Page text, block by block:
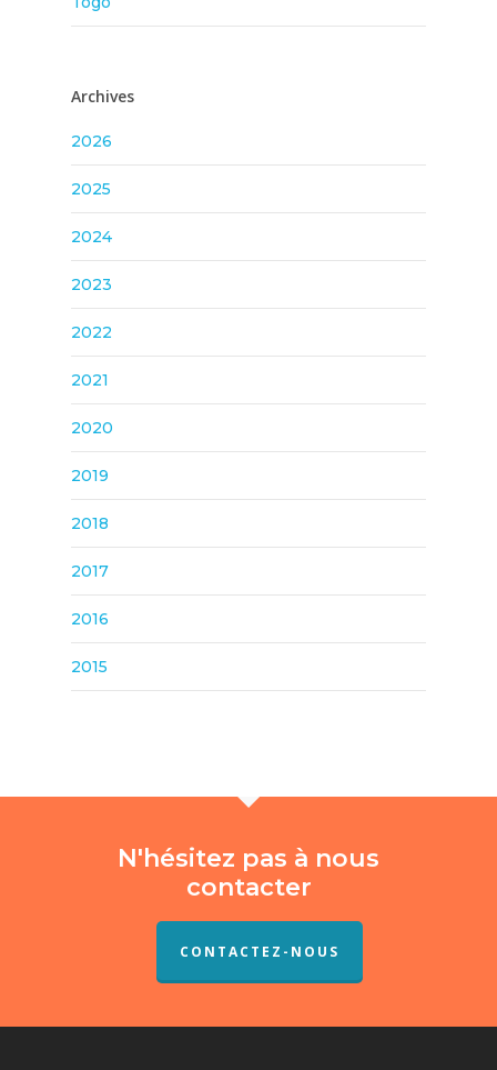
Archives
2026
2025
2024
2023
2022
2021
2020
2019
2018
2017
2016
2015
N'hésitez pas à nous
contacter
CONTACTEZ-NOUS